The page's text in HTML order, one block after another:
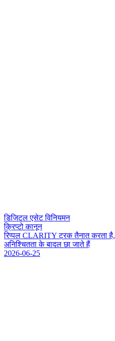
डिजिटल एसेट विनियमन
क्रिप्टो कानून
रपपल CLARITY टरक तनत करत ह,
अनशतत क बदल छ जत ह
2026-06-25